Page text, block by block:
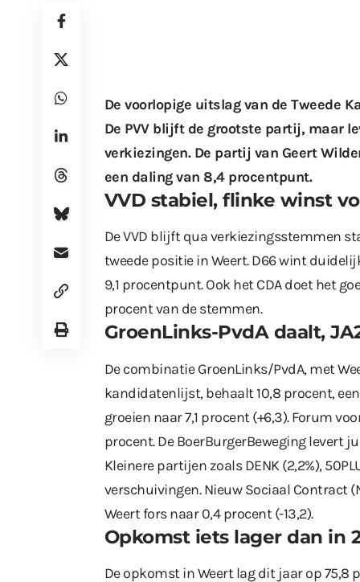
De voorlopige uitslag van de Tweede
De PVV blijft de grootste partij, maar
verkiezingen. De partij van Geert
een daling van 8,4 procentpunt.
VVD stabiel, flinke winst
De VVD blijft qua verkiezingsstemmen
tweede positie in Weert. D66 wint
9,1 procentpunt. Ook het CDA doet het
procent van de stemmen.
GroenLinks-PvdA daalt,
De combinatie GroenLinks/PvdA, met
kandidatenlijst, behaalt 10,8 procent,
groeien naar 7,1 procent (+6,3). Forum
procent. De BoerBurgerBeweging levert
Kleinere partijen zoals DENK (2,2%),
verschuivingen. Nieuw Sociaal Contract
Weert fors naar 0,4 procent (-13,2).
Opkomst iets lager dan in
De opkomst in Weert lag dit jaar op 75,8